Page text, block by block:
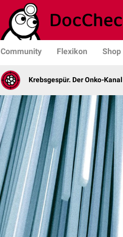
Community Flexikon Shop
Krebsgespür. Der Onko-Kanal